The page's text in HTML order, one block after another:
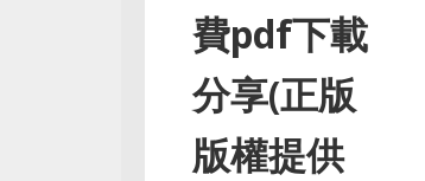
費pdf下載
分享(正版
版權提供